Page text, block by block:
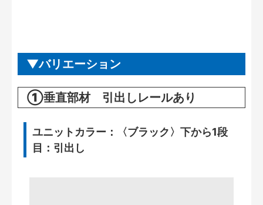
バリエーション
①垂直部材 引出しレールあり
ユニットカラー：〈ブラック〉下から1段
目：引出し